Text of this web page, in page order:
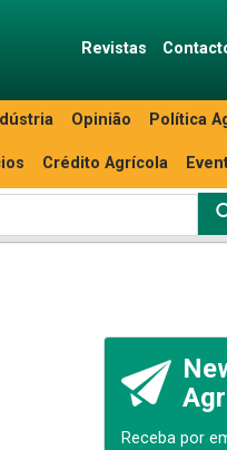
Revistas
Opinião Política
Crédito Agrícola
Receba por